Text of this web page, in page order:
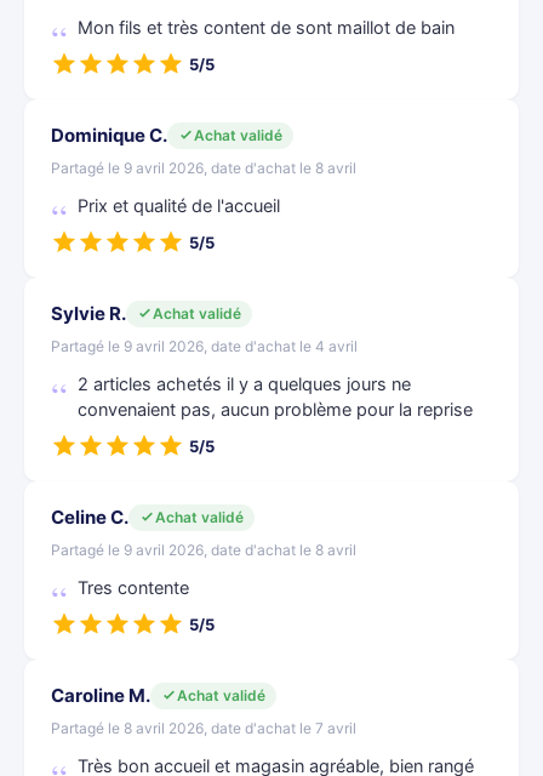
Mon fils et très content de sont maillot de bain
5/5
Dominique C.
Achat validé
Partagé le 9 avril 2026, date d'achat le 8 avril
Prix et qualité de l'accueil
5/5
Sylvie R.
Achat validé
Partagé le 9 avril 2026, date d'achat le 4 avril
2 articles achetés il y a quelques jours ne
convenaient pas, aucun problème pour la reprise
5/5
Celine C.
Achat validé
Partagé le 9 avril 2026, date d'achat le 8 avril
Tres contente
5/5
Caroline M.
Achat validé
Partagé le 8 avril 2026, date d'achat le 7 avril
Très bon accueil et magasin agréable, bien rangé